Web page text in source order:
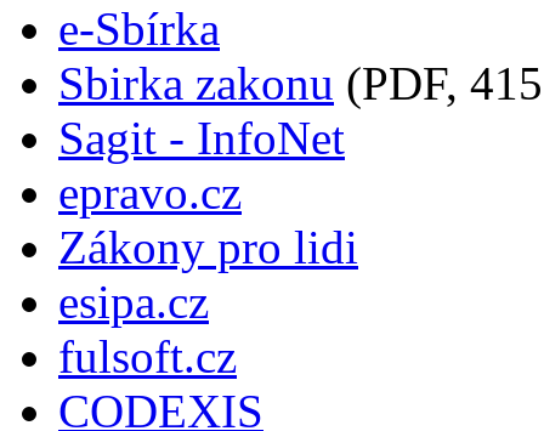
e-Sbírka
Sbirka zakonu (PDF,
Sagit - InfoNet
epravo.cz
Zákony pro lidi
esipa.cz
fulsoft.cz
CODEXIS